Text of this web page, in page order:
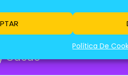
Política De
Cacao